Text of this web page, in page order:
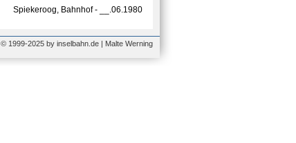
Spiekeroog, Bahnhof - __.06.1980
© 1999-2025 by inselbahn.de | Malte Werning